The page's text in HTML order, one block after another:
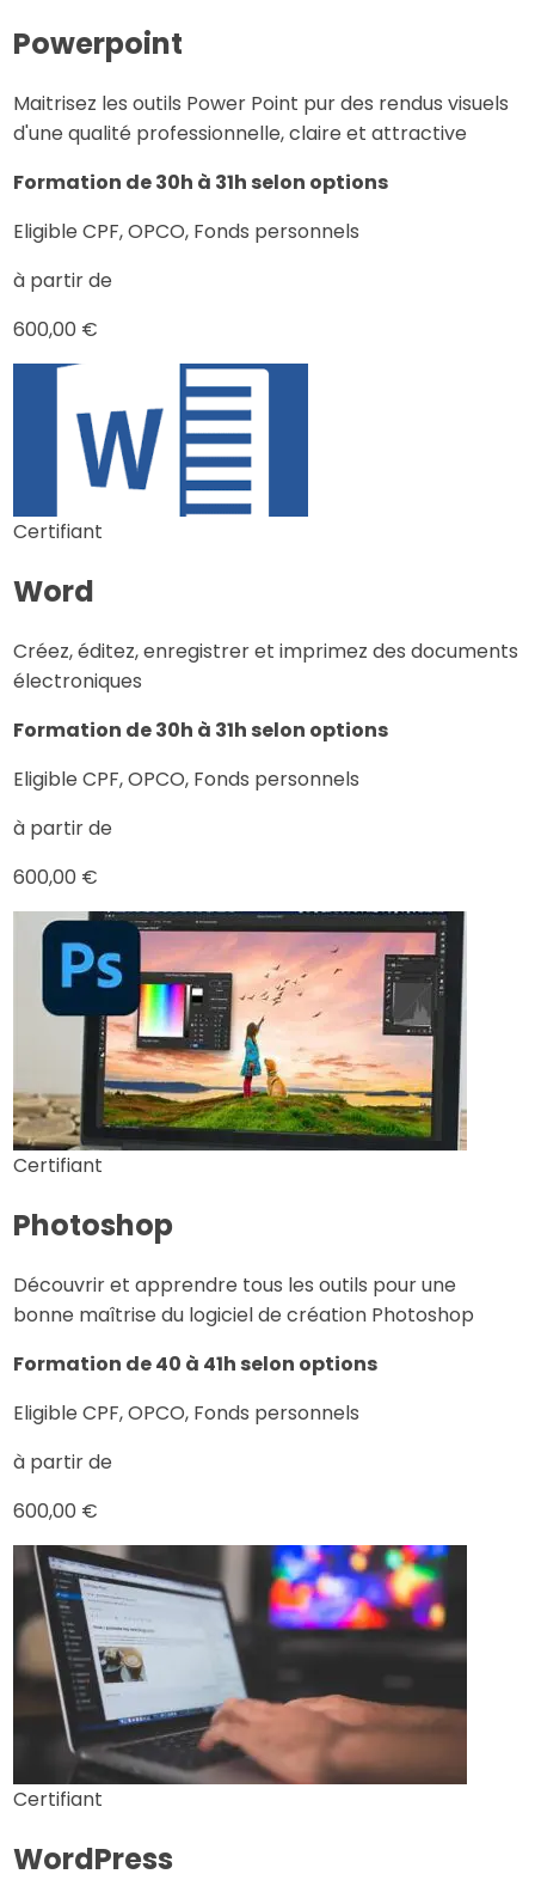
Powerpoint
Maitrisez les outils Power Point pur des rendus visuels
d'une qualité professionnelle, claire et attractive
Formation de 30h à 31h selon options
Eligible CPF, OPCO, Fonds personnels
à partir de
600,00 €
Certifiant
Word
Créez, éditez, enregistrer et imprimez des documents
électroniques
Formation de 30h à 31h selon options
Eligible CPF, OPCO, Fonds personnels
à partir de
600,00 €
Certifiant
Photoshop
Découvrir et apprendre tous les outils pour une
bonne maîtrise du logiciel de création Photoshop
Formation de 40 à 41h selon options
Eligible CPF, OPCO, Fonds personnels
à partir de
600,00 €
Certifiant
WordPress